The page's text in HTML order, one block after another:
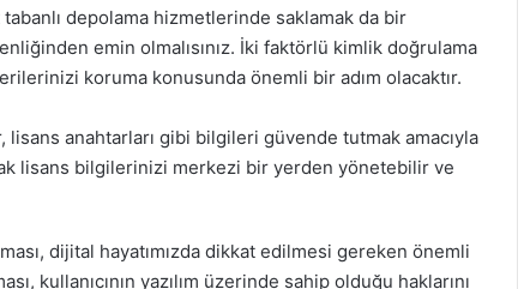
tabanlı depolama hizmetlerinde saklamak da bir
emin olmalısınız. İki faktörlü kimlik doğrulama
koruma konusunda önemli bir adım olacaktır.
lisans anahtarları gibi bilgileri güvende tutmak amacıyla
lisans bilgilerinizi merkezi bir yerden yönetebilir ve
dijital hayatımızda dikkat edilmesi gereken önemli
kullanıcının yazılım üzerinde sahip olduğu haklarını